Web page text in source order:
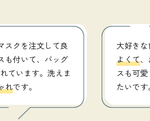
スクを注文して良
も付いて、バッグ
ています。洗えま
れです。
大好きな
よくて
スも可
たいです